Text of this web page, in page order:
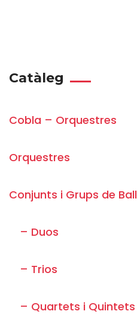
Catàleg
Cobla – Orquestres
Orquestres
Conjunts i Grups de Ball
– Duos
– Trios
– Quartets i Quintets